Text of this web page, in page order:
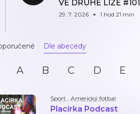
VE DRUHÉ LIZE #101
29. 7. 2026 1 hod 21 min
Dle abecedy
A B C D E
Sport , Americký fotbal
Placírka Podcast